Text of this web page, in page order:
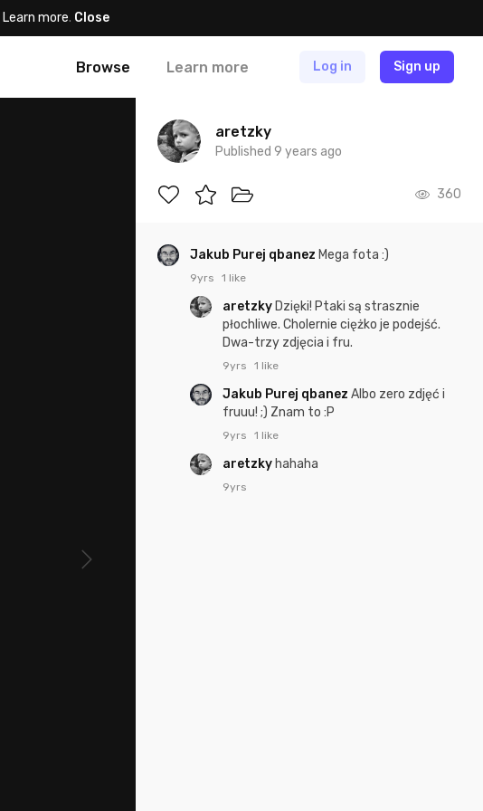
Learn more. Close
Browse Learn more Log in Sign up
aretzky
Published 9 years ago
360
Jakub Purej qbanez Mega fota :)
9yrs 1 like
aretzky Dzięki! Ptaki są strasznie
płochliwe. Cholernie ciężko je podejść.
Dwa-trzy zdjęcia i fru.
9yrs 1 like
Jakub Purej qbanez Albo zero zdjęć i
fruuu! ;) Znam to :P
9yrs 1 like
aretzky hahaha
9yrs